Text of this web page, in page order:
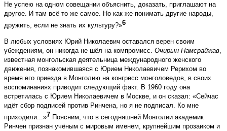
Не успею на одном совещании объяснить, доказать, приглашают на
другое. И там всё то же самое. Но как же понимать другие народы,
дружить, если не знать их культуру?»6
В любых условиях Юрий Николаевич оставался верен своим
убеждениям, он никогда не шёл на компромисс. Очирын Намсрайжав
известная монгольская деятельница международного женского
движения, познакомившаяся с Юрием Николаевичем Рерихом во
время его приезда в Монголию на конгресс монголоведов, в своих
воспоминаниях приводит следующий факт. В 1960 году она
встретилась с Юрием Николаевичем в Москве, и он сказал: «Сейчас
идёт сбор подписей против Ринчена, но я не подписал. Ко мне
приходили...»7 Поясним, что в сегодняшней Монголии академик
Ринчен признан учёным с мировым именем, крупнейшим прозаиком и